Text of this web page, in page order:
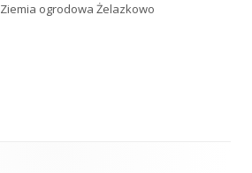
Ziemia ogrodowa Żelazkowo